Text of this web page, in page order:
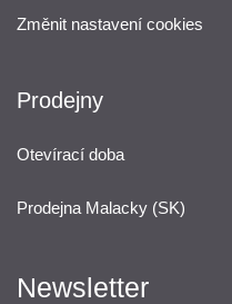
Změnit nastavení cookies
Prodejny
Otevírací doba
Prodejna Malacky (SK)
Newsletter